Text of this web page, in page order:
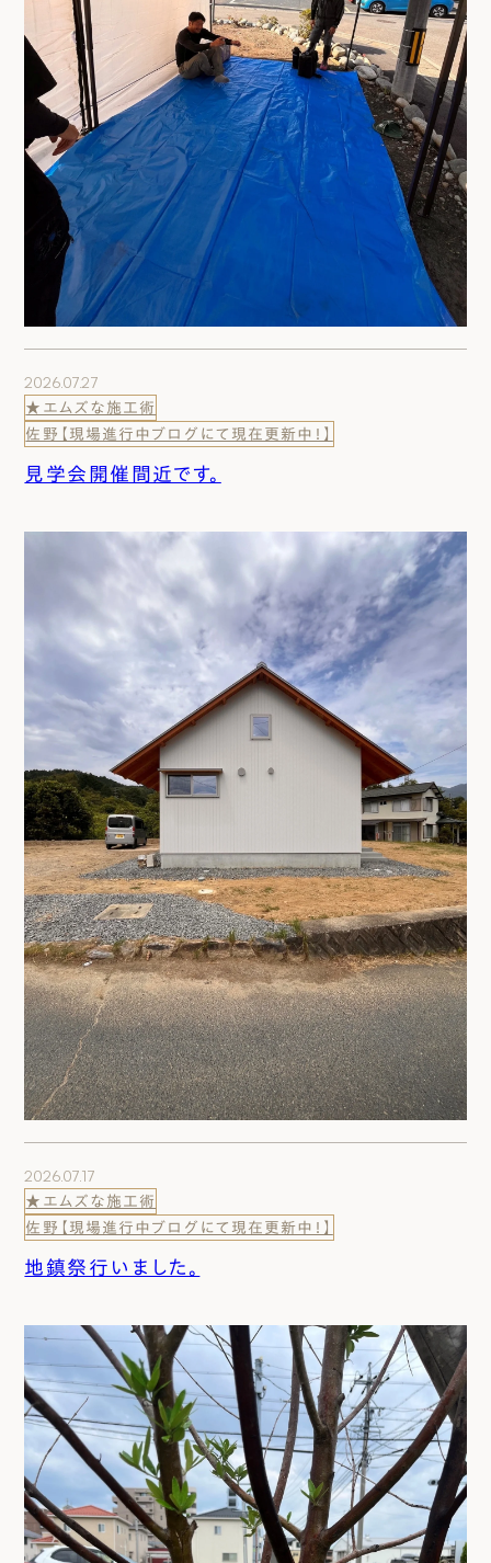
2026.07.27
★エムズな施工術
佐野【現場進行中ブログにて現在更新中！】
見学会開催間近です。
2026.07.17
★エムズな施工術
佐野【現場進行中ブログにて現在更新中！】
地鎮祭行いました。